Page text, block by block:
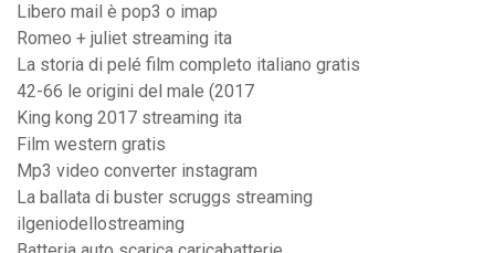
Libero mail è pop3 o imap
Romeo + juliet streaming ita
La storia di pelé film completo italiano gratis
42-66 le origini del male (2017
King kong 2017 streaming ita
Film western gratis
Mp3 video converter instagram
La ballata di buster scruggs streaming
ilgeniodellostreaming